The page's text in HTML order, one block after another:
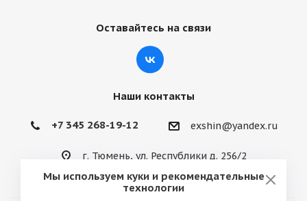
Оставайтесь на связи
Наши контакты
+7 345 268-19-12 exshin@yandex.ru
г. Тюмень, ул. Республики д. 256/2
Мы используем куки и рекомендательные
технологии